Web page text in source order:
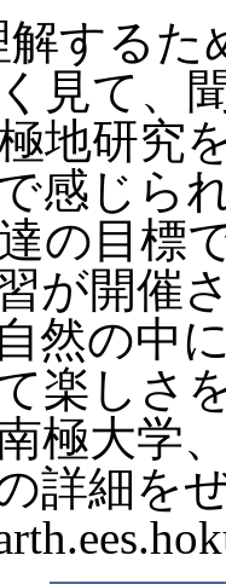
解する
見て、
地研究
感じら
の目標
が開催
然の中
楽しさ
極大学
詳細を